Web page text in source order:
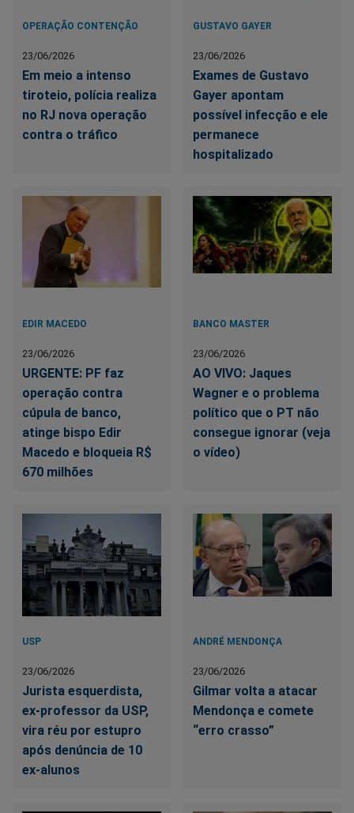
OPERAÇÃO CONTENÇÃO
23/06/2026
Em meio a intenso
tiroteio, polícia realiza
no RJ nova operação
contra o tráfico
GUSTAVO GAYER
23/06/2026
Exames de Gustavo
Gayer apontam
possível infecção e ele
permanece
hospitalizado
EDIR MACEDO
23/06/2026
URGENTE: PF faz
operação contra
cúpula de banco,
atinge bispo Edir
Macedo e bloqueia R$
670 milhões
BANCO MASTER
23/06/2026
AO VIVO: Jaques
Wagner e o problema
político que o PT não
consegue ignorar (veja
o vídeo)
USP
23/06/2026
Jurista esquerdista,
ex-professor da USP,
vira réu por estupro
após denúncia de 10
ex-alunos
ANDRÉ MENDONÇA
23/06/2026
Gilmar volta a atacar
Mendonça e comete
“erro crasso”